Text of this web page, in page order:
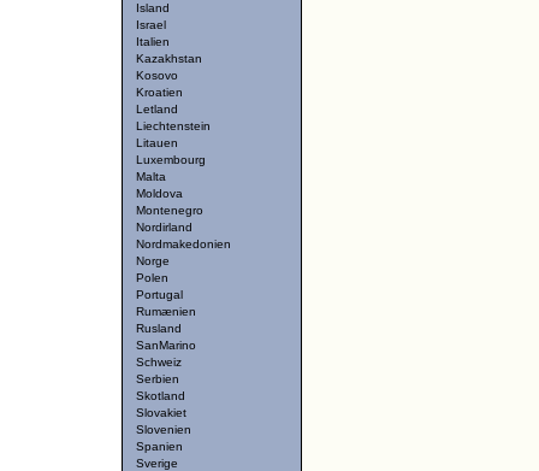
Island
Israel
Italien
Kazakhstan
Kosovo
Kroatien
Letland
Liechtenstein
Litauen
Luxembourg
Malta
Moldova
Montenegro
Nordirland
Nordmakedonien
Norge
Polen
Portugal
Rumænien
Rusland
SanMarino
Schweiz
Serbien
Skotland
Slovakiet
Slovenien
Spanien
Sverige